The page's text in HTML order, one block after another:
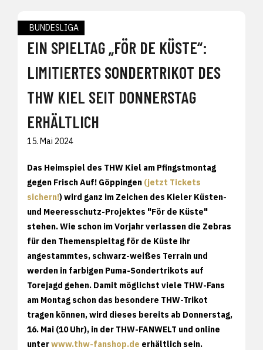
BUNDESLIGA
EIN SPIELTAG „FÖR DE KÜSTE“:
LIMITIERTES SONDERTRIKOT DES
THW KIEL SEIT DONNERSTAG
ERHÄLTLICH
15. Mai 2024
Das Heimspiel des THW Kiel am Pfingstmontag
gegen Frisch Auf! Göppingen (jetzt Tickets
sichern!) wird ganz im Zeichen des Kieler Küsten-
und Meeresschutz-Projektes "För de Küste"
stehen. Wie schon im Vorjahr verlassen die Zebras
für den Themenspieltag för de Küste ihr
angestammtes, schwarz-weißes Terrain und
werden in farbigen Puma-Sondertrikots auf
Torejagd gehen. Damit möglichst viele THW-Fans
am Montag schon das besondere THW-Trikot
tragen können, wird dieses bereits ab Donnerstag,
16. Mai (10 Uhr), in der THW-FANWELT und online
unterwww.thw-fanshop.de erhältlich sein.